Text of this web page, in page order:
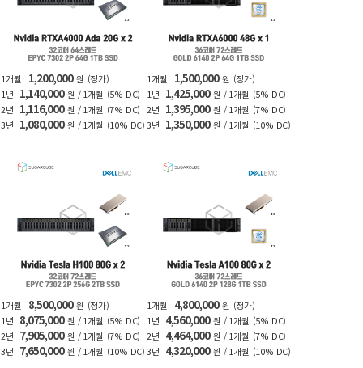
1개월 1,200,000 원
(정가)
1년
1,140,000 원 / 1개월
(5% DC)
2년
1,116,000 원 / 1개월
(7% DC)
3년
1,080,000 원 / 1개월 (10% DC)
1개월 1,500,000 원
(정가)
1년
1,425,000 원 / 1개월
(5% DC)
2년
1,395,000 원 / 1개월
(7% DC)
3년
1,350,000 원 / 1개월 (10% DC)
1개월 8,500,000 원
(정가)
1년
8,075,000 원 / 1개월
(5% DC)
2년
7,905,000 원 / 1개월
(7% DC)
3년
7,650,000 원 / 1개월 (10% DC)
1개월 4,800,000 원
(정가)
1년
4,560,000 원 / 1개월
(5% DC)
2년
4,464,000 원 / 1개월
(7% DC)
3년
4,320,000 원 / 1개월 (10% DC)